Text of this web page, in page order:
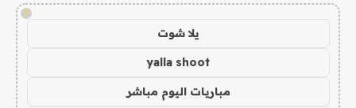
!
يلا شوت
yalla shoot
مباريات اليوم مباشر